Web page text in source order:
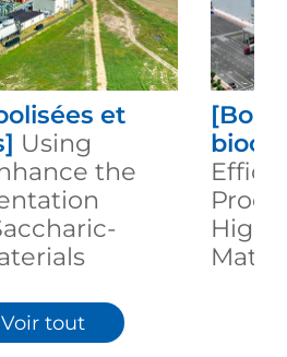
et
Using
the
High
Voir tout